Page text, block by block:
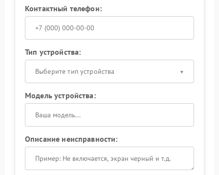
Контактный телефон:
Тип устройства:
Выберите тип устройства
Модель устройства:
Описание неисправности: